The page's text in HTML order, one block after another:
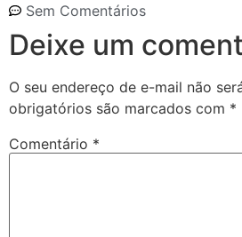
Sem Comentários
Deixe um
O seu endereço de e-mail não
obrigatórios são marcados com *
Comentário *